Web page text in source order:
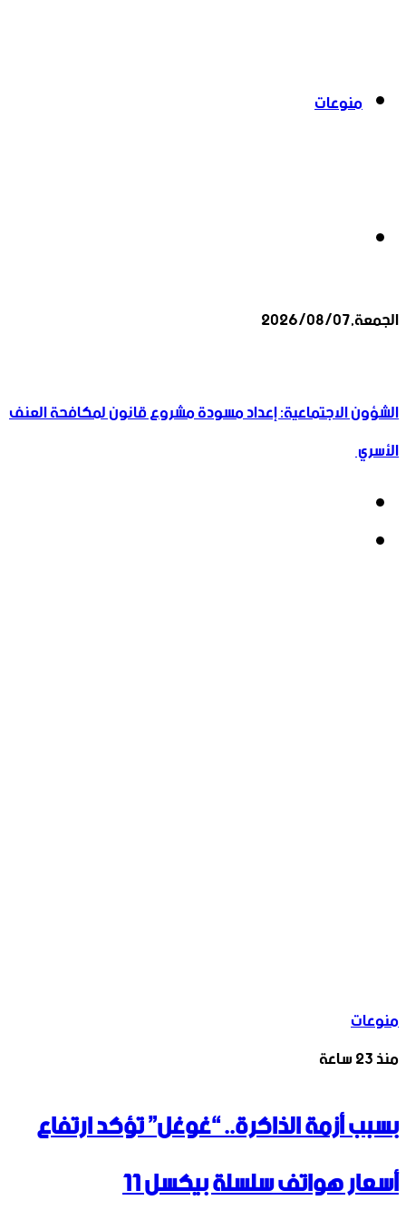
منوعات
الجمعة,2026/08/07
الشؤون الاجتماعية: إعداد مسودة مشروع قانون لمكافحة العنف
الأسري ‏
منوعات
منذ 23 ساعة
بسبب أزمة الذاكرة.. “غوغل” تؤكد ارتفاع
أسعار هواتف سلسلة بيكسل 11